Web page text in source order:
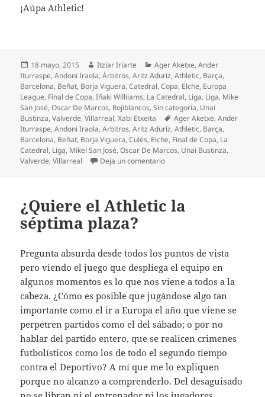
¡Aúpa Athletic!
Publicado
el
18 mayo, 2015 Autor
Itziar Iriarte Categorías
Ager Aketxe,Ander
Iturraspe,Andoni Iraola,Árbitros,Aritz Aduriz,Athletic, Barça,
Barcelona, Beñat, Borja Viguera,Catedral,Copa, Elche, Europa
League, Final de Copa,Iñaki Williiams, La Catedral, Liga, Liga, Mike
San José,Oscar De Marcos, Rojiblancos,Sin categoría, Unai
Bustinza,Valverde,Villarreal,Xabi Etxeita Etiquetas
Ager Aketxe,Ander
Iturraspe,Andoni Iraola,Arbitros,Aritz Aduriz,Athletic, Barça,
Barcelona, Beñat, Borja Viguera,Culés, Elche, Final de Copa, La
Catedral, Liga, Mikel San José,Oscar De Marcos, Unai Bustinza,
Valverde,Villarreal Deja un comentarioen Milagro de 15 minutos
¿Quiere el Athletic la
séptima plaza?
Pregunta absurda desde todos los puntos de vista
pero viendo el juego que despliega el equipo en
algunos momentos es lo que nos viene a todos a la
cabeza. ¿Cómo es posible que jugándose algo tan
importante como el ir a Europa el año que viene se
perpetren partidos como el del sábado; o por no
hablar del partido entero, que se realicen crimenes
futbolísticos como los de todo el segundo tiempo
contra el Deportivo? A mí que me lo expliquen
porque no alcanzo a comprenderlo. Del desaguisado